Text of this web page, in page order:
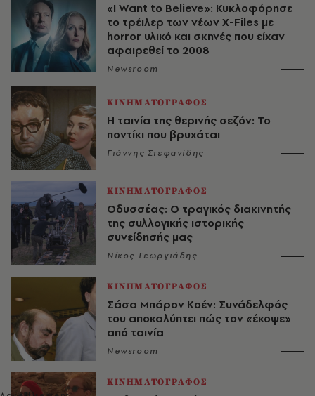
«I Want to Believe»: Κυκλοφόρησε
το τρέιλερ των νέων X-Files με
horror υλικό και σκηνές που είχαν
αφαιρεθεί το 2008
Newsroom
ΚΙΝΗΜΑΤΟΓΡΑΦΟΣ
Η ταινία της θερινής σεζόν: Το
ποντίκι που βρυχάται
Γιάννης Στεφανίδης
ΚΙΝΗΜΑΤΟΓΡΑΦΟΣ
Οδυσσέας: Ο τραγικός διακινητής
της συλλογικής ιστορικής
συνείδησής μας
Νίκος Γεωργιάδης
ΚΙΝΗΜΑΤΟΓΡΑΦΟΣ
Σάσα Μπάρον Κοέν: Συνάδελφός
του αποκαλύπτει πώς τον «έκοψε»
από ταινία
Newsroom
ΚΙΝΗΜΑΤΟΓΡΑΦΟΣ